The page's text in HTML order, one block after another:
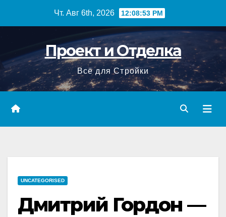
Чт. Авг 6th, 2026 12:08:54 PM
Проект и Отделка
Всё для Стройки
UNCATEGORISED
Дмитрий Гордон —